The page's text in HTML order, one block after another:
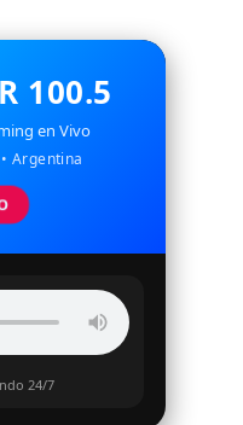
100.5
en Vivo
Argentina
24/7